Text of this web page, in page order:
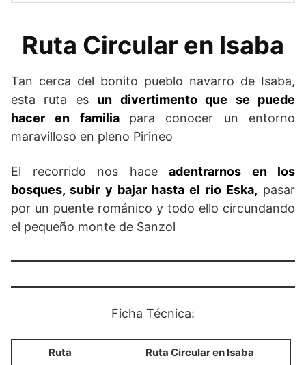
Ruta Circular en Isaba
Tan cerca del bonito pueblo navarro de Isaba,
esta ruta es un divertimento que se puede
hacer en familia para conocer un entorno
maravilloso en pleno Pirineo
El recorrido nos hace adentrarnos en los
bosques, subir y bajar hasta el rio Eska, pasar
por un puente románico y todo ello circundando
el pequeño monte de Sanzol
Ficha Técnica:
Ruta Ruta Circular en Isaba